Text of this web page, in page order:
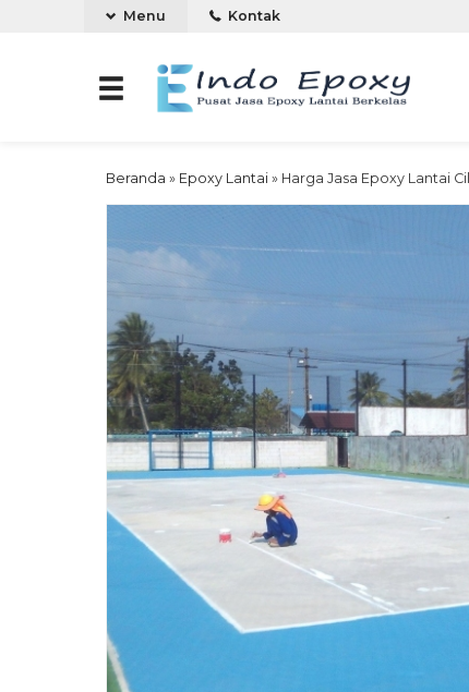
Menu Kontak
Beranda » Epoxy Lantai » Harga Jasa Epoxy Lantai